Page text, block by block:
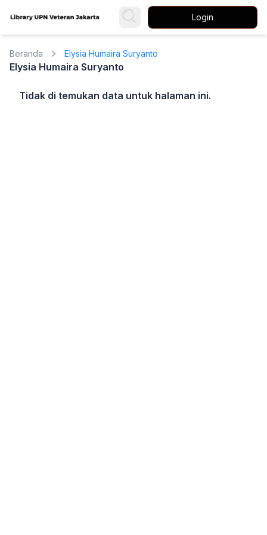
Login
Beranda Elysia Humaira Suryanto
Elysia Humaira Suryanto
Tidak di temukan data untuk halaman ini.